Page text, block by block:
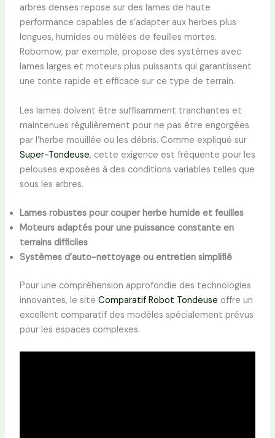
arbres denses repose sur des lames de haute
performance capables de s’adapter aux herbes plus
longues, humides ou mêlées de feuilles mortes.
Robomow, par exemple, propose des systèmes avec
lames larges et moteurs plus puissants qui garantissent
une tonte rapide et efficace sur ce type de terrain.
Les lames doivent être suffisamment tranchantes et
maintenues régulièrement pour ne pas être engorgées
par l’herbe mouillée ou les débris. Comme expliqué sur
Super-Tondeuse, cette exigence est fréquente pour les
pelouses exposées à des conditions variables telles que
sous les arbres.
Lames robustes pour couper herbe humide et feuilles
Moteurs adaptés pour une puissance constante en
terrains difficiles
Systèmes d’auto-nettoyage ou entretien simplifié
Pour une compréhension approfondie des technologies
innovantes, le site Comparatif Robot Tondeuse offre un
excellent comparatif des modèles spécialement prévus
pour les espaces complexes.